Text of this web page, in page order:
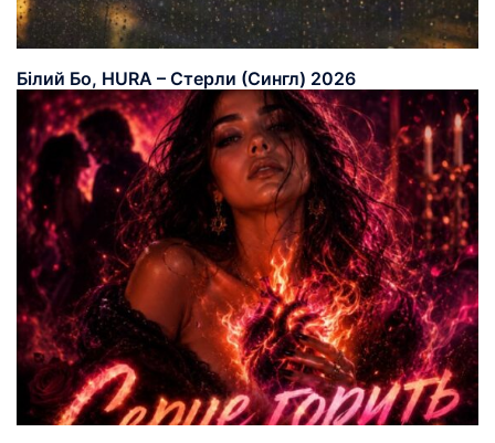
Білий Бо, HURA – Стерли (Сингл) 2026